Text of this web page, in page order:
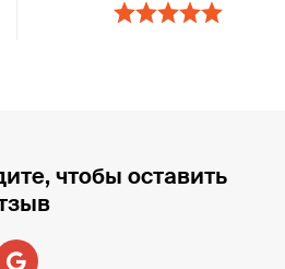
чтобы оставить